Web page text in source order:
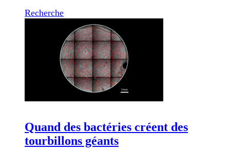
Recherche
Quand des bactéries créent des
tourbillons géants